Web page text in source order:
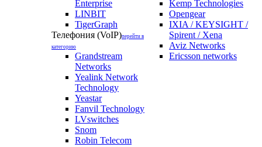
Enterprise
LINBIT
TigerGraph
Телефония (VoIP)перейти в
категорию
Grandstream
Networks
Yealink Network
Technology
Yeastar
Fanvil Technology
LVswitches
Snom
Robin Telecom
Kemp Technologies
Opengear
IXIA / KEYSIGHT /
Spirent / Xena
Aviz Networks
Ericsson networks